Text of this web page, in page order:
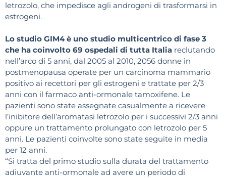
letrozolo, che impedisce agli androgeni di trasformarsi in
estrogeni.
Lo studio GIM4 è uno studio multicentrico di fase 3
che ha coinvolto 69 ospedali di tutta Italia reclutando
nell’arco di 5 anni, dal 2005 al 2010, 2056 donne in
postmenopausa operate per un carcinoma mammario
positivo ai recettori per gli estrogeni e trattate per 2/3
anni con il farmaco anti-ormonale tamoxifene. Le
pazienti sono state assegnate casualmente a ricevere
l’inibitore dell’aromatasi letrozolo per i successivi 2/3 anni
oppure un trattamento prolungato con letrozolo per 5
anni. Le pazienti coinvolte sono state seguite in media
per 12 anni.
“Si tratta del primo studio sulla durata del trattamento
adiuvante anti-ormonale ad avere un periodo di